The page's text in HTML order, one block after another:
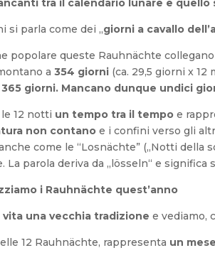
tra il calendario lunare e quello
si parla come dei „giorni a cavallo
popolare queste Rauhnächte
a 354 giorni (ca. 29,5 giorni x
365 giorni. Mancano dunque undici
12 notti un tempo tra il tempo e
non contano e i confini verso gli
come le “Losnächte” („Notti della
La parola deriva da „lösseln“ e significa
i Rauhnächte quest’anno
vita una vecchia tradizione e vediamo,
12 Rauhnächte, rappresenta un